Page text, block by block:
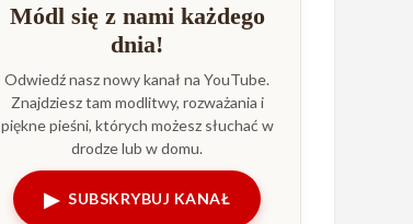
Módl się z nami każdego
dnia!
Odwiedź nasz nowy kanał na YouTube.
Znajdziesz tam modlitwy, rozważania i
piękne pieśni, których możesz słuchać w
drodze lub w domu.
▶ SUBSKRYBUJ KANAŁ